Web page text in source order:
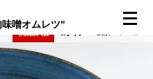
噌オムレツ"